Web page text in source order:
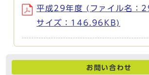
平成29年度 (ファイル名
サイズ：146.96KB)
お問い合わせ